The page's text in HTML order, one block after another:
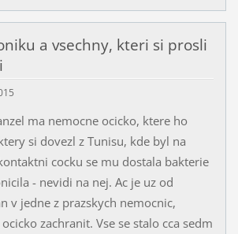
a vsechny, kteri si prosli
ma nemocne ocicko, ktere ho
si dovezl z Tunisu, kde byl na
cocku se mu dostala bakterie
- nevidi na nej. Ac je uz od
v jedne z prazskych nemocnic,
zachranit. Vse se stalo cca sedm